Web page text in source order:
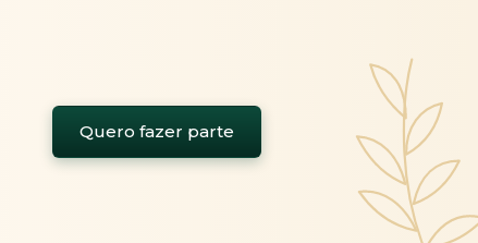
Quero fazer parte